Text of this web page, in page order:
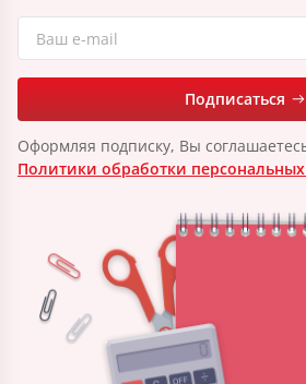
Подписаться
Оформляя подписку, Вы
Политики обработки